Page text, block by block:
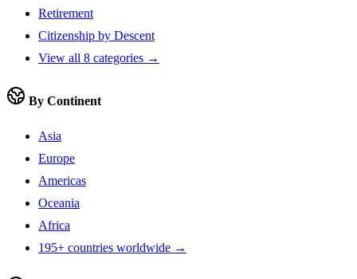
Retirement
Citizenship by Descent
View all 8 categories →
By Continent
Asia
Europe
Americas
Oceania
Africa
195+ countries worldwide →